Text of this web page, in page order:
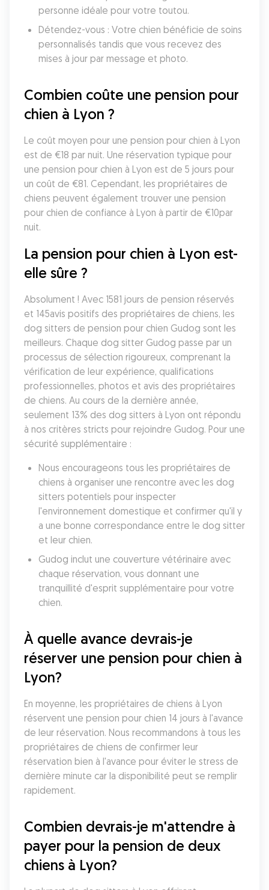
personne idéale pour votre toutou.
Détendez-vous : Votre chien bénéficie de soins
personnalisés tandis que vous recevez des
mises à jour par message et photo.
Combien coûte une pension pour
chien à Lyon ?
Le coût moyen pour une pension pour chien à Lyon
est de €18 par nuit. Une réservation typique pour
une pension pour chien à Lyon est de 5 jours pour
un coût de €81. Cependant, les propriétaires de
chiens peuvent également trouver une pension
pour chien de confiance à Lyon à partir de €10par
nuit.
La pension pour chien à Lyon est-
elle sûre ?
Absolument ! Avec 1581 jours de pension réservés
et 145avis positifs des propriétaires de chiens, les
dog sitters de pension pour chien Gudog sont les
meilleurs. Chaque dog sitter Gudog passe par un
processus de sélection rigoureux, comprenant la
vérification de leur expérience, qualifications
professionnelles, photos et avis des propriétaires
de chiens. Au cours de la dernière année,
seulement 13% des dog sitters à Lyon ont répondu
à nos critères stricts pour rejoindre Gudog. Pour une
sécurité supplémentaire :
Nous encourageons tous les propriétaires de
chiens à organiser une rencontre avec les dog
sitters potentiels pour inspecter
l'environnement domestique et confirmer qu'il y
a une bonne correspondance entre le dog sitter
et leur chien.
Gudog inclut une couverture vétérinaire avec
chaque réservation, vous donnant une
tranquillité d'esprit supplémentaire pour votre
chien.
À quelle avance devrais-je
réserver une pension pour chien à
Lyon?
En moyenne, les propriétaires de chiens à Lyon
réservent une pension pour chien 14 jours à l'avance
de leur réservation. Nous recommandons à tous les
propriétaires de chiens de confirmer leur
réservation bien à l'avance pour éviter le stress de
dernière minute car la disponibilité peut se remplir
rapidement.
Combien devrais-je m'attendre à
payer pour la pension de deux
chiens à Lyon?